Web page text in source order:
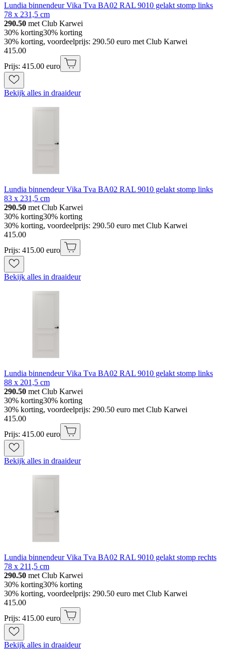
Lundia binnendeur Vika Tva BA02 RAL 9010 gelakt stomp links
78 x 231,5 cm
290.50 met Club Karwei
30% korting30% korting
30% korting, voordeelprijs: 290.50 euro met Club Karwei
415.00
Prijs: 415.00 euro
Bekijk alles in draaideur
Lundia binnendeur Vika Tva BA02 RAL 9010 gelakt stomp links
83 x 231,5 cm
290.50 met Club Karwei
30% korting30% korting
30% korting, voordeelprijs: 290.50 euro met Club Karwei
415.00
Prijs: 415.00 euro
Bekijk alles in draaideur
Lundia binnendeur Vika Tva BA02 RAL 9010 gelakt stomp links
88 x 201,5 cm
290.50 met Club Karwei
30% korting30% korting
30% korting, voordeelprijs: 290.50 euro met Club Karwei
415.00
Prijs: 415.00 euro
Bekijk alles in draaideur
Lundia binnendeur Vika Tva BA02 RAL 9010 gelakt stomp rechts
78 x 211,5 cm
290.50 met Club Karwei
30% korting30% korting
30% korting, voordeelprijs: 290.50 euro met Club Karwei
415.00
Prijs: 415.00 euro
Bekijk alles in draaideur